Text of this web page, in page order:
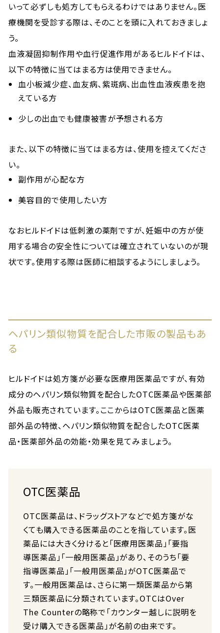
いって必ずしも処方してもらえるわけではありません。医
療機関を受診する際は、そのことを頭に入れておきましょ
う。
血液凝固抑制作用や血行促進作用があるヒルドイドは、
以下の特徴に当てはまる方は使用できません。
血小板減少症、血友病、紫斑病、出血性血液疾患を抱
えている方
少しの出血でも健康被害が予想される方
また、以下の特徴に当てはまる方は、使用を控えてくださ
い。
副作用が心配な方
美容目的で使用したい方
なおヒルドイドは低刺激の薬剤ですが、妊娠中の方が使
用する場合の安全性については確立されていないのが現
状です。使用する際は医師に相談するようにしましょう。
ヘパリン類似物質を配合した市販の製品もあ
る
ヒルドイドは処方箋が必要な医療用医薬品ですが、有効
成分のヘパリン類似物質を配合したOTC医薬品や医薬部
外品も販売されています。ここからはOTC医薬品と医薬
部外品の特徴、ヘパリン類似物質を配合したOTC医薬
品・医薬部外品の効能・効果を見てみましょう。
OTC医薬品
OTC医薬品は、ドラッグストアなどで処方箋がな
くても購入できる医薬品のことを指しています。医
薬品には大きく分けると「医療用医薬品」「要指
導医薬品」「一般用医薬品」があり、そのうち「要
指導医薬品」「一般用医薬品」がOTC医薬品で
す。一般用医薬品は、さらに第一類医薬品から第
三類医薬品に分類されています。OTCはOver
The Counterの略称で「カウンター越しに説明を
受け購入できる医薬品」が名前の由来です。